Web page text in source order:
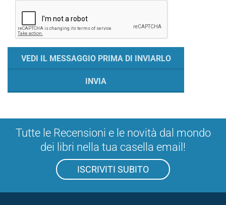
Tutte le Recensioni e le novità dal mondo
dei libri nella tua casella email!
ISCRIVITI SUBITO